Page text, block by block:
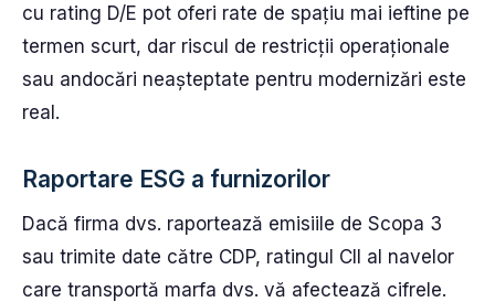
cu rating D/E pot oferi rate de spațiu mai ieftine pe
termen scurt, dar riscul de restricții operaționale
sau andocări neașteptate pentru modernizări este
real.
Raportare ESG a furnizorilor
Dacă firma dvs. raportează emisiile de Scopa 3
sau trimite date către CDP, ratingul CII al navelor
care transportă marfa dvs. vă afectează cifrele.